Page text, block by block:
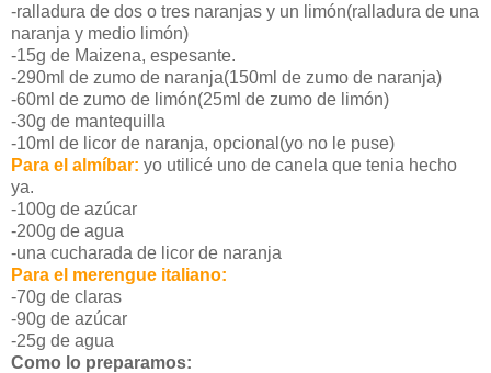
-ralladura de dos o tres naranjas y un limón(ralladura de una
naranja y medio limón)
-15g de Maizena, espesante.
-290ml de zumo de naranja(150ml de zumo de naranja)
-60ml de zumo de limón(25ml de zumo de limón)
-30g de mantequilla
-10ml de licor de naranja, opcional(yo no le puse)
Para el almíbar: yo utilicé uno de canela que tenia hecho
ya.
-100g de azúcar
-200g de agua
-una cucharada de licor de naranja
Para el merengue italiano:
-70g de claras
-90g de azúcar
-25g de agua
Como lo preparamos: